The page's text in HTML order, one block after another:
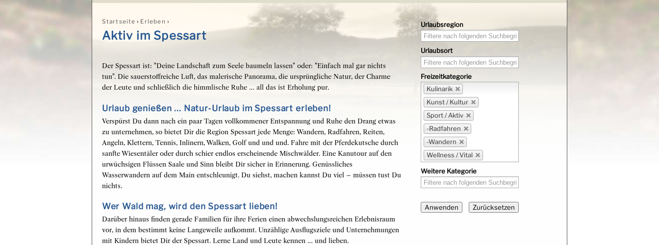
Sie sind hier
Startseite › Erleben ›
Aktiv im Spessart
Der Spessart ist: "Deine Landschaft zum Seele baumeln lassen" oder: "Einfach mal gar nichts
tun". Die sauerstoffreiche Luft, das malerische Panorama, die ursprüngliche Natur, der Charme
der Leute und schließlich die himmlische Ruhe … all das ist Erholung pur.
Urlaub genießen ... Natur-Urlaub im Spessart erleben!
Verspürst Du dann nach ein paar Tagen vollkommener Entspannung und Ruhe den Drang etwas
zu unternehmen, so bietet Dir die Region Spessart jede Menge: Wandern, Radfahren, Reiten,
Angeln, Klettern, Tennis, Inlinern, Walken, Golf und und und. Fahre mit der Pferdekutsche durch
sanfte Wiesentäler oder durch schier endlos erscheinende Mischwälder. Eine Kanutour auf den
urwüchsigen Flüssen Saale und Sinn bleibt Dir sicher in Erinnerung. Genüssliches
Wasserwandern auf dem Main entschleunigt. Du siehst, machen kannst Du viel – müssen tust Du
nichts.
Wer Wald mag, wird den Spessart lieben!
Darüber hinaus finden gerade Familien für ihre Ferien einen abwechslungsreichen Erlebnisraum
vor, in dem bestimmt keine Langeweile aufkommt. Unzählige Ausflugsziele und Unternehmungen
mit Kindern bietet Dir der Spessart. Lerne Land und Leute kennen … und lieben.
Urlaubsregion
Urlaubsort
Freizeitkategorie
Kulinarik
Kunst / Kultur
Sport / Aktiv
-Radfahren
-Wandern
Wellness / Vital
Weitere Kategorie